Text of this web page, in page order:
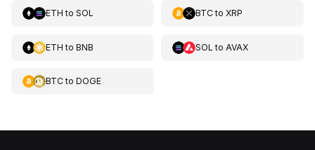
ETH to SOL BTCto XRP
ETH to BNB SOL to AVAX
BTCto DOGE